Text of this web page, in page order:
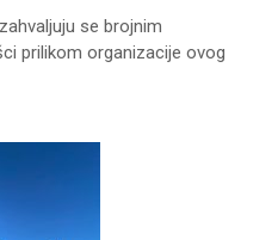
se brojnim
prilikom organizacije ovog